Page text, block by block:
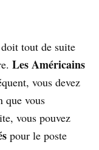
tout de suite
Les Américains
vous devez
que vous
vous pouvez
pour le poste